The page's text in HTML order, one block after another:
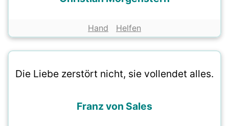
Hand Helfen
Die Liebe zerstört nicht, sie vollendet alles.
Franz von Sales